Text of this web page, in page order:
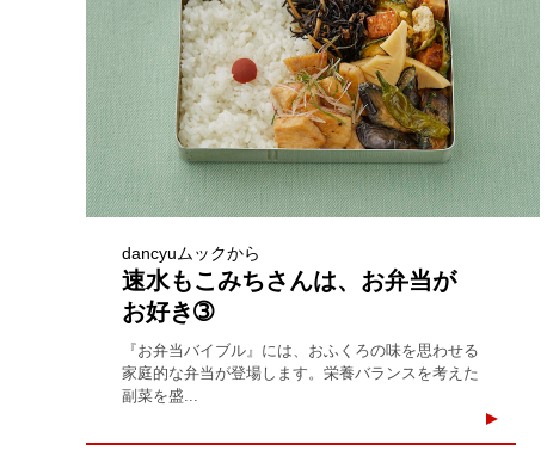
dancyuムックから
速水もこみちさんは、お弁当が
お好き➂
『お弁当バイブル』には、おふくろの味を思わせる
家庭的な弁当が登場します。栄養バランスを考えた
副菜を盛...